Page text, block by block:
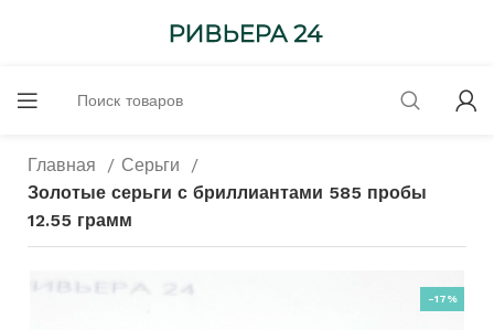
Главная
Серьги
Золотые серьги с бриллиантами 585 пробы
12.55 грамм
-17%